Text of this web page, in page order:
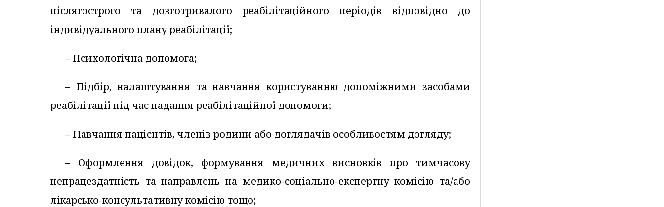
післягострого та довготривалого реабілітаційного періодів відповідно до
індивідуального плану реабілітації;
– Психологічна допомога;
– Підбір, налаштування та навчання користуванню допоміжними засобами
реабілітації під час надання реабілітаційної допомоги;
– Навчання пацієнтів, членів родини або доглядачів особливостям догляду;
– Оформлення довідок, формування медичних висновків про тимчасову
непрацездатність та направлень на медико-соціально-експертну комісію та/або
лікарсько-консультативну комісію тощо;